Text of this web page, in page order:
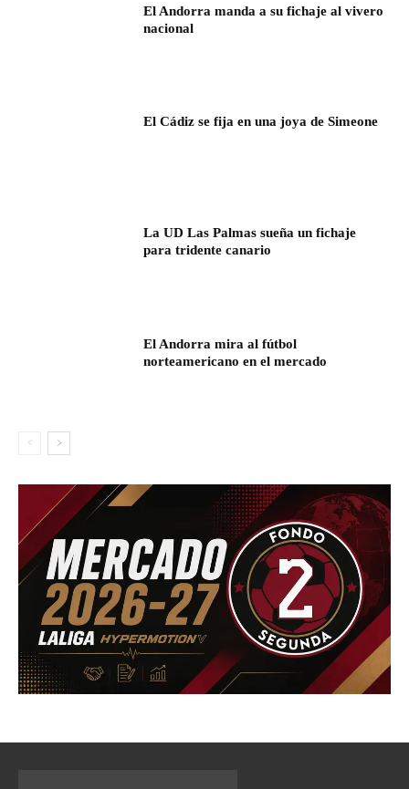
El Andorra manda a su fichaje al vivero
nacional
El Cádiz se fija en una joya de Simeone
La UD Las Palmas sueña un fichaje
para tridente canario
El Andorra mira al fútbol
norteamericano en el mercado